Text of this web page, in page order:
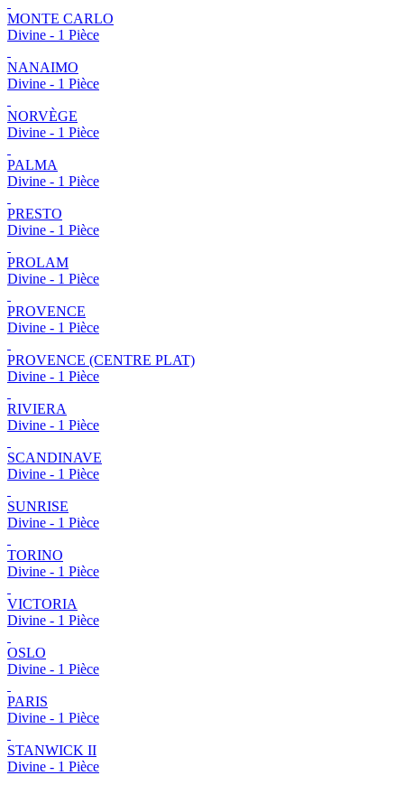
MONTE CARLO
Divine - 1 Pièce
NANAIMO
Divine - 1 Pièce
NORVÈGE
Divine - 1 Pièce
PALMA
Divine - 1 Pièce
PRESTO
Divine - 1 Pièce
PROLAM
Divine - 1 Pièce
PROVENCE
Divine - 1 Pièce
PROVENCE (CENTRE PLAT)
Divine - 1 Pièce
RIVIERA
Divine - 1 Pièce
SCANDINAVE
Divine - 1 Pièce
SUNRISE
Divine - 1 Pièce
TORINO
Divine - 1 Pièce
VICTORIA
Divine - 1 Pièce
OSLO
Divine - 1 Pièce
PARIS
Divine - 1 Pièce
STANWICK II
Divine - 1 Pièce